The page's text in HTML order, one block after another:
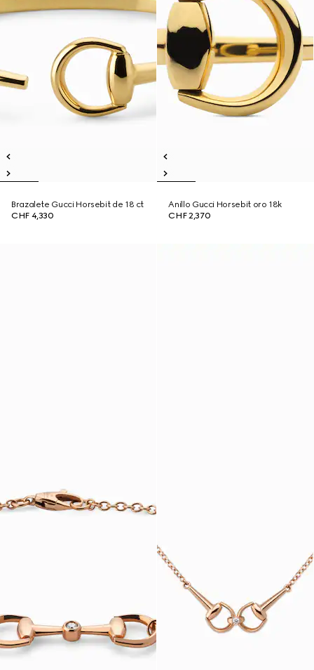
Brazalete Gucci Horsebit de 18 ct
CHF 4,330
Anillo Gucci Horsebit oro 18k
CHF 2,370